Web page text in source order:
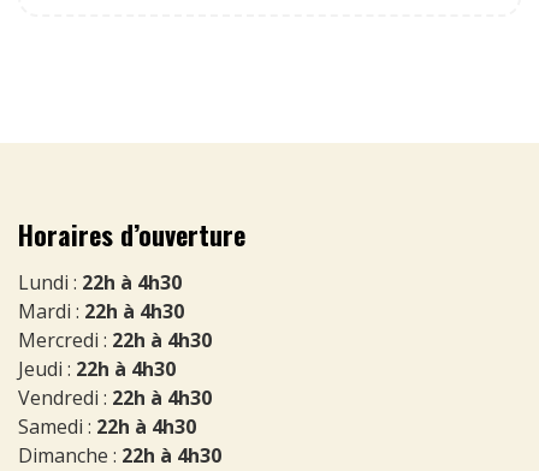
Horaires d’ouverture
Lundi : 22h à 4h30
Mardi : 22h à 4h30
Mercredi : 22h à 4h30
Jeudi : 22h à 4h30
Vendredi : 22h à 4h30
Samedi : 22h à 4h30
Dimanche : 22h à 4h30